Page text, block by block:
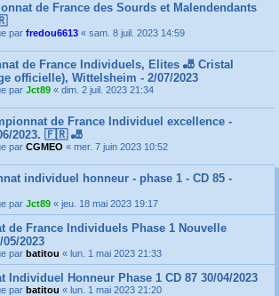
de France des Sourds et Malendendants
par fredou6613 « sam. 8 juil. 2023 14:59
de France Individuels, Elites 🎳 Cristal
officielle), Wittelsheim - 2/07/2023
par Jct89 « dim. 2 juil. 2023 21:34
de France Individuel excellence -
2023. 🇫🇷 🎳
par CGMEO « mer. 7 juin 2023 10:52
individuel honneur - phase 1 - CD 85 -
par Jct89 « jeu. 18 mai 2023 19:17
de France Individuels Phase 1 Nouvelle
2023
par batitou « lun. 1 mai 2023 21:33
Individuel Honneur Phase 1 CD 87 30/04/2023
par batitou « lun. 1 mai 2023 21:20